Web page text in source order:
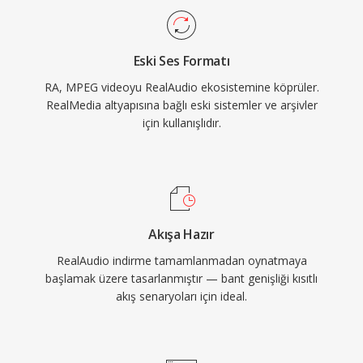
katkısı, daha sonra HLS ve DASH gibi
standartları etkileyen uyarlanabilir bit hızlı akış
konseptiydi. Modern kodekler tarafından
yerinden edilmiş olsa da erken dönem web
radyosundan geniş RA içerik arşivleri hâlâ
mevcuttur ve güncel cihazlarda oynatım için
Eski Ses Formatı
RA, MPEG videoyu RealAudio ekosistemine köprüler.
RealMedia altyapısına bağlı eski sistemler ve arşivler
için kullanışlıdır.
Akışa Hazır
RealAudio indirme tamamlanmadan oynatmaya
başlamak üzere tasarlanmıştır — bant genişliği kısıtlı
akış senaryoları için ideal.